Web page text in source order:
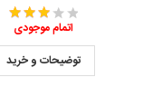
اتمام موجودی
توضیحات و خرید